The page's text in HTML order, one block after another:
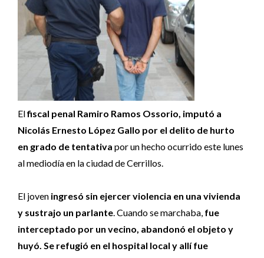
Elfiscal penal Ramiro Ramos Ossorio, imputó a
Nicolás Ernesto López Gallo por el delito de hurto
en grado de tentativa por un hecho ocurrido este lunes
al mediodía en la ciudad de Cerrillos.
El joven ingresó sin ejercer violencia en una vivienda
y sustrajo un parlante. Cuando se marchaba, fue
interceptado por un vecino, abandonó el objeto y
huyó. Se refugió en el hospital local y allí fue